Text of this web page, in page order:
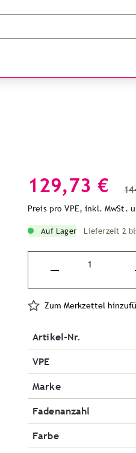
129,73 €
Preis pro VPE, inkl. MwSt.
Auf Lager Lieferzeit 2
Zum Merkzettel
Artikel-Nr.
VPE
Marke
Fadenanzahl
Farbe